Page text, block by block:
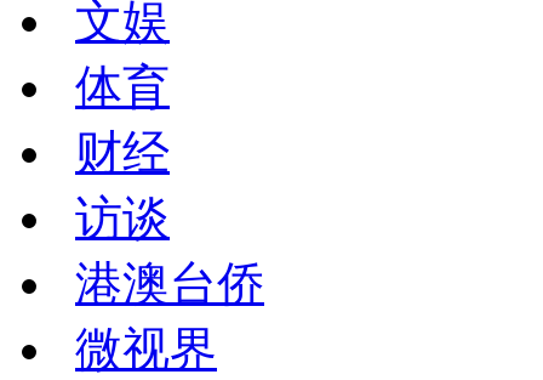
文娱
体育
财经
访谈
港澳台侨
微视界